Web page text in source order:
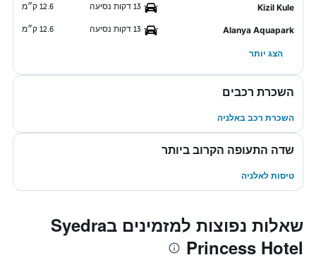
Kizil Kule 13 דקות נסיעה 12.6 ק״מ
Alanya Aquapark 13 דקות נסיעה 12.6 ק״מ
הצג יותר
השכרת רכבים
השכרת רכב באלניה
שדה התעופה הקרוב ביותר
טיסות לאלניה
שאלות נפוצות למזמינים בSyedra
Princess Hotel